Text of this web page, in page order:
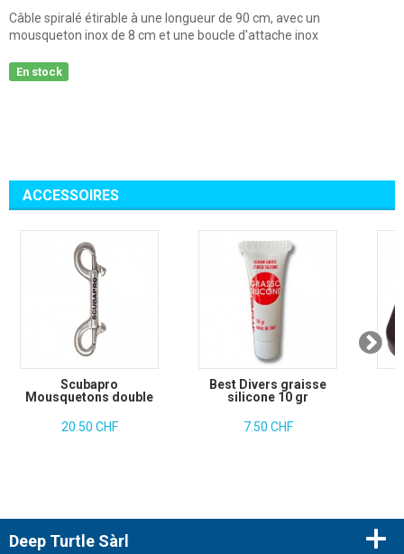
Câble spiralé étirable à une longueur de 90 cm, avec un
mousqueton inox de 8 cm et une boucle d'attache inox
En stock
ACCESSOIRES
Scubapro
Mousquetons double
20.50 CHF
Best Divers graisse
silicone 10 gr
7.50 CHF
Deep Turtle Sàrl